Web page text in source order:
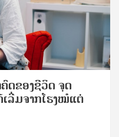
ດຂອງຊີວິດ ຈຸດ
ລີ່ມຈາກໂຮງໝໍແຕ່